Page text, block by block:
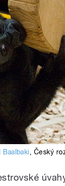
Baalbaki, Český